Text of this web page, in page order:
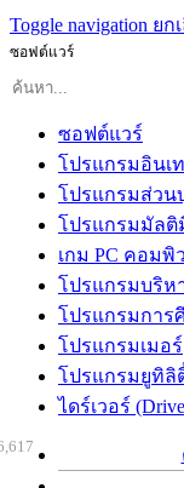
Toggle navigation ยก
ซอฟต์แวร์
ซอฟต์แวร์
โปรแกรมอินเ
โปรแกรมส่วน
โปรแกรมมัลติ
เกม PC คอมพิ
โปรแกรมบริห
โปรแกรมการ
โปรแกรมเมอร์
โปรแกรมยูทิลิ
ไดร์เวอร์